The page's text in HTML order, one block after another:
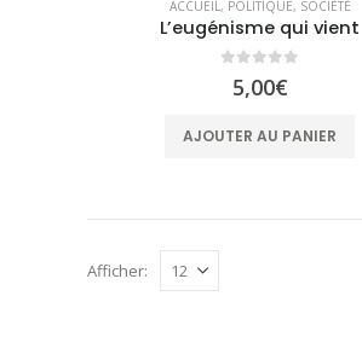
ACCUEIL , POLITIQUE, SOCIÉTÉ
L’eugénisme qui vient
5,00€
AJOUTER AU PANIER
Afficher: